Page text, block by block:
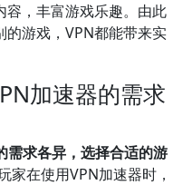
容，丰富游戏乐趣。由此
游戏，VPN都能带来实
加速器的需求
需求各异，选择合适的游
家在使用VPN加速器时，